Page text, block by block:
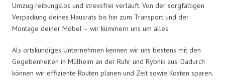
Umzug reibungslos und stressfrei verläuft. Von der sorgfältigen
Verpackung deines Hausrats bis hin zum Transport und der
Montage deiner Möbel – wir kümmern uns um alles.
Als ortskundiges Unternehmen kennen wir uns bestens mit den
Gegebenheiten in Mülheim an der Ruhr und Rybnik aus. Dadurch
können wir effiziente Routen planen und Zeit sowie Kosten sparen.